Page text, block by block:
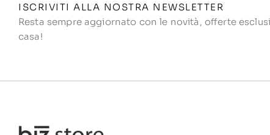
ISCRIVITI ALLA NOSTRA NEWSLETTER
Resta sempre aggiornato con le novità, offerte
casa!